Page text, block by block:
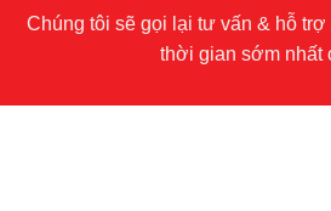
Chúng tôi sẽ gọi lại tư vấn & hỗ trợ
thời gian sớm nhất